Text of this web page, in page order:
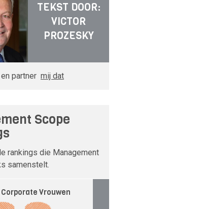
TEKST DOOR:
VICTOR
PROZESKY
partner mij dat
Scope
rankings die Management
samenstelt.
Vrouwen